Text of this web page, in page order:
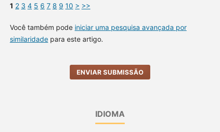
1 2 3 4 5 6 7 8 9 10 > >>
Você também pode iniciar uma pesquisa avançada por
similaridadepara este artigo.
ENVIAR SUBMISSÃO
IDIOMA